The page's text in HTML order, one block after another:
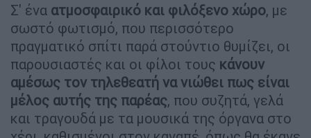
Σ' ένα ατμοσφαιρικό και φιλόξενο χώρο, με
σωστό φωτισμό, που περισσότερο
πραγματικό σπίτι παρά στούντιο θυμίζει, οι
παρουσιαστές και οι φίλοι τους κάνουν
αμέσως τον τηλεθεατή να νιώθει πως είναι
μέλος αυτής της παρέας, που συζητά, γελά
και τραγουδά με τα μουσικά της όργανα στο